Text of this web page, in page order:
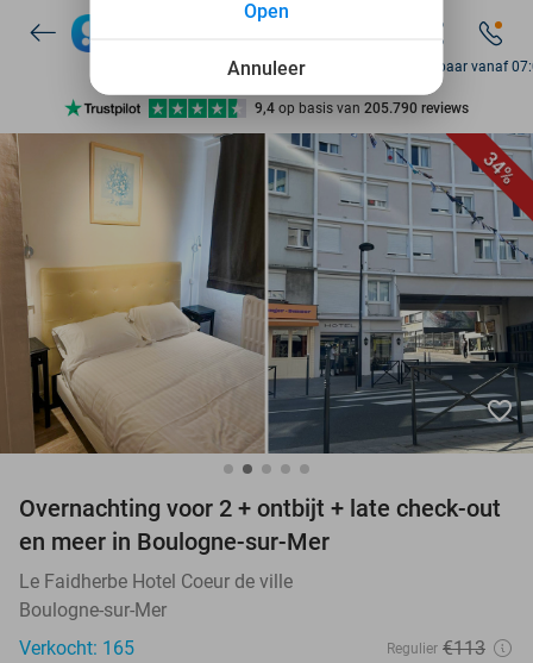
Ontdek 15.000+ deals
7 dagen per week beschikbaar
10+ miljoen leden
op basis van205.790 reviews
Ontdek 15.000+ deals
7 dagen per week beschikbaar
10+ miljoen leden
Bereikbaar vanaf
34%
favorite_border
Overnachting voor 2 + ontbijt + late check-out
en meer in Boulogne-sur-Mer
Le Faidherbe Hotel Coeur de ville
Boulogne-sur-Mer
Verkocht: 165
Regulier €113
Annuleer
Open